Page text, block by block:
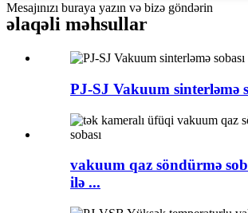
Mesajınızı buraya yazın və bizə göndərin
əlaqəli məhsullar
PJ-SJ Vakuum sinterləmə
vakuum qaz söndürmə
ilə ...